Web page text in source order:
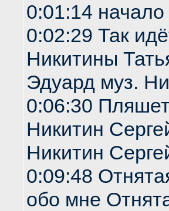
0:01:14 начало
0:02:29 Так
Никитины
Эдуард муз.
0:06:30
Никитин
Никитин
0:09:48
обо мне